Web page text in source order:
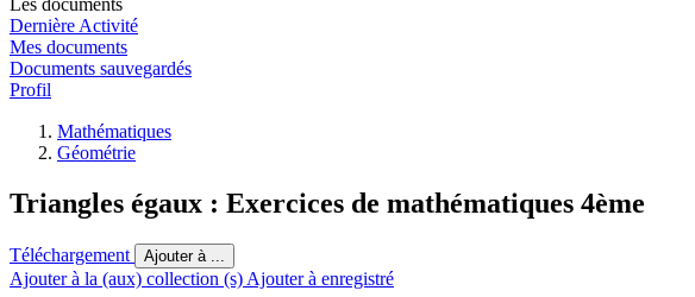
Les documents
Dernière Activité
Mes documents
Documents sauvegardés
Profil
Mathématiques
Géométrie
Triangles égaux : Exercices de mathématiques 4ème
Téléchargement Ajouter à ...
Ajouter à la (aux) collection (s) Ajouter à enregistré